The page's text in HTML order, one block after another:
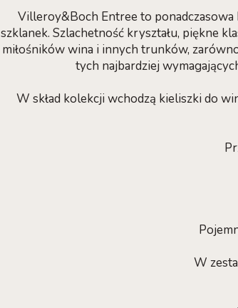
Villeroy&Boch Entree to
szklanek. Szlachetność kryształu, piękne
miłośników wina i innych trunków,
tych najbardziej
W skład kolekcji wchodzą kieliszki do
W